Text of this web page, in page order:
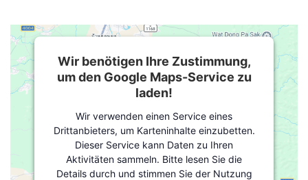
Wir benötigen Ihre Zustimmung,
um den Google Maps-Service zu
laden!
Wir verwenden einen Service eines
Drittanbieters, um Karteninhalte einzubetten.
Dieser Service kann Daten zu Ihren
Aktivitäten sammeln. Bitte lesen Sie die
Details durch und stimmen Sie der Nutzung